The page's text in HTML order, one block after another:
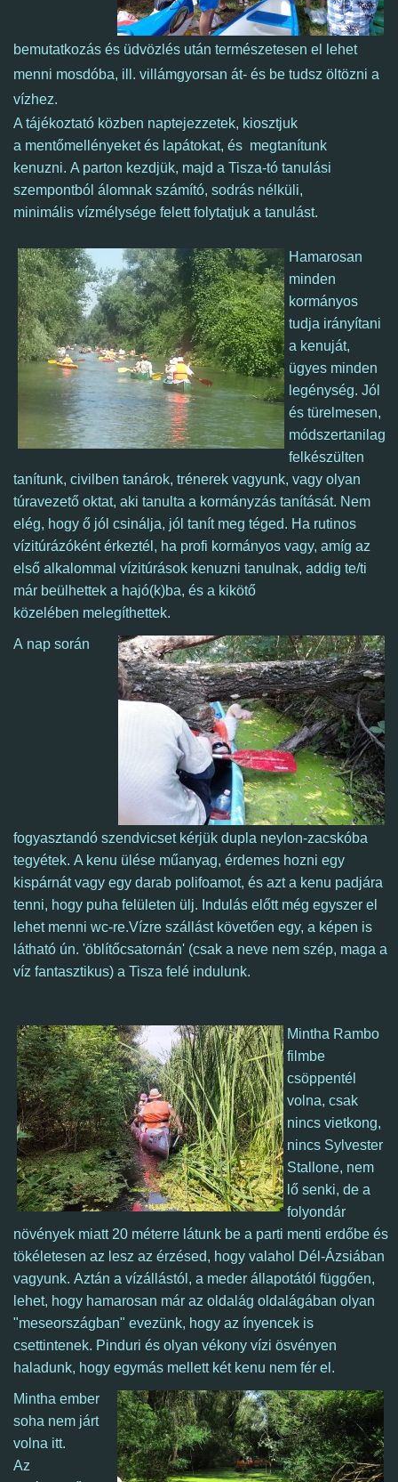
bemutatkozás és üdvözlés után természetesen el lehet
menni mosdóba, ill. villámgyorsan át- és be tudsz öltözni a
vízhez.
A tájékoztató közben naptejezzetek, kiosztjuk
a mentőmellényeket és lapátokat, és megtanítunk
kenuzni. A parton kezdjük, majd a Tisza-tó tanulási
szempontból álomnak számító, sodrás nélküli,
minimális vízmélysége felett folytatjuk a tanulást.
Hamarosan
minden
kormányos
tudja irányítani
a kenuját,
ügyes minden
legénység. Jól
és türelmesen,
módszertanilag
felkészülten
tanítunk, civilben tanárok, trénerek vagyunk, vagy olyan
túravezető oktat, aki tanulta a kormányzás tanítását. Nem
elég, hogy ő jól csinálja, jól tanít meg téged. Ha rutinos
vízitúrázóként érkeztél, ha profi kormányos vagy, amíg az
első alkalommal vízitúrások kenuzni tanulnak, addig te/ti
már beülhettek a hajó(k)ba, és a kikötő
közelében melegíthettek.
A nap során
fogyasztandó szendvicset kérjük dupla neylon-zacskóba
tegyétek. A kenu ülése műanyag, érdemes hozni egy
kispárnát vagy egy darab polifoamot, és azt a kenu padjára
tenni, hogy puha felületen ülj. Indulás előtt még egyszer el
lehet menni wc-re.Vízre szállást követően egy, a képen is
látható ún. 'öblítőcsatornán' (csak a neve nem szép, maga a
víz fantasztikus) a Tisza felé indulunk.
Mintha Rambo
filmbe
csöppentél
volna, csak
nincs vietkong,
nincs Sylvester
Stallone, nem
lő senki, de a
folyondár
növények miatt 20 méterre látunk be a parti menti erdőbe és
tökéletesen az lesz az érzésed, hogy valahol Dél-Ázsiában
vagyunk. Aztán a vízállástól, a meder állapotától függően,
lehet, hogy hamarosan már az oldalág oldalágában olyan
"meseországban" evezünk, hogy az ínyencek is
csettintenek. Pinduri és olyan vékony vízi ösvényen
haladunk, hogy egymás mellett két kenu nem fér el.
Mintha ember
soha nem járt
volna itt.
Az